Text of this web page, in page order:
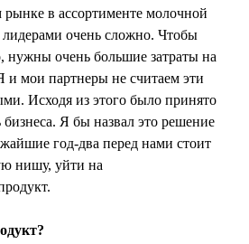
рынке в ассортименте молочной
лидерами очень сложно. Чтобы
нужны очень большие затраты на
и мои партнеры не считаем эти
Исходя из этого было принято
бизнеса. Я бы назвал это решение
год-два перед нами стоит
нишу, уйти на